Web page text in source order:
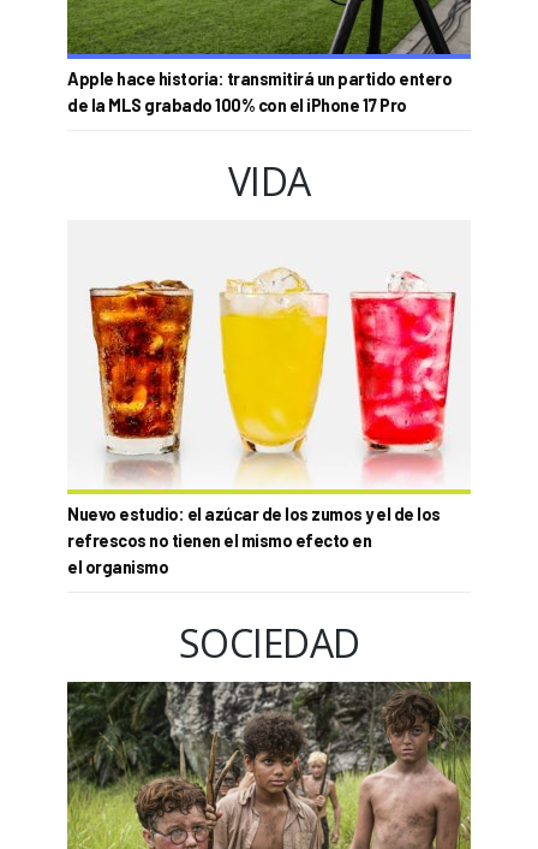
Apple hace historia: transmitirá un partido entero
de la MLS grabado 100% con el iPhone 17 Pro
VIDA
Nuevo estudio: el azúcar de los zumos y el de los
refrescos no tienen el mismo efecto en
el organismo
SOCIEDAD